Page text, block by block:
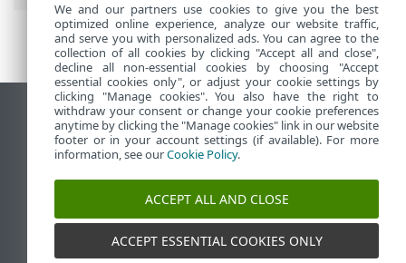
Προβολή ιστότοπου επιφάνειας εργασίας
End of Life
Γνωσιακή βάση ESET
Ομάδα συζήτησης ESET
ESET Status Portal
Τοπική υποστήριξη
We and our partners use cookies to give you the best
optimized online experience, analyze our website traffic,
and serve you with personalized ads. You can agree to the
collection of all cookies by clicking "Accept all and close",
decline all non-essential cookies by choosing "Accept
essential cookies only", or adjust your cookie settings by
clicking "Manage cookies". You also have the right to
withdraw your consent or change your cookie preferences
anytime by clicking the "Manage cookies" link in our website
footer or in your account settings (if available). For more
information, see ourCookie Policy.
ACCEPT ALL AND CLOSE
ACCEPT ESSENTIAL COOKIES ONLY